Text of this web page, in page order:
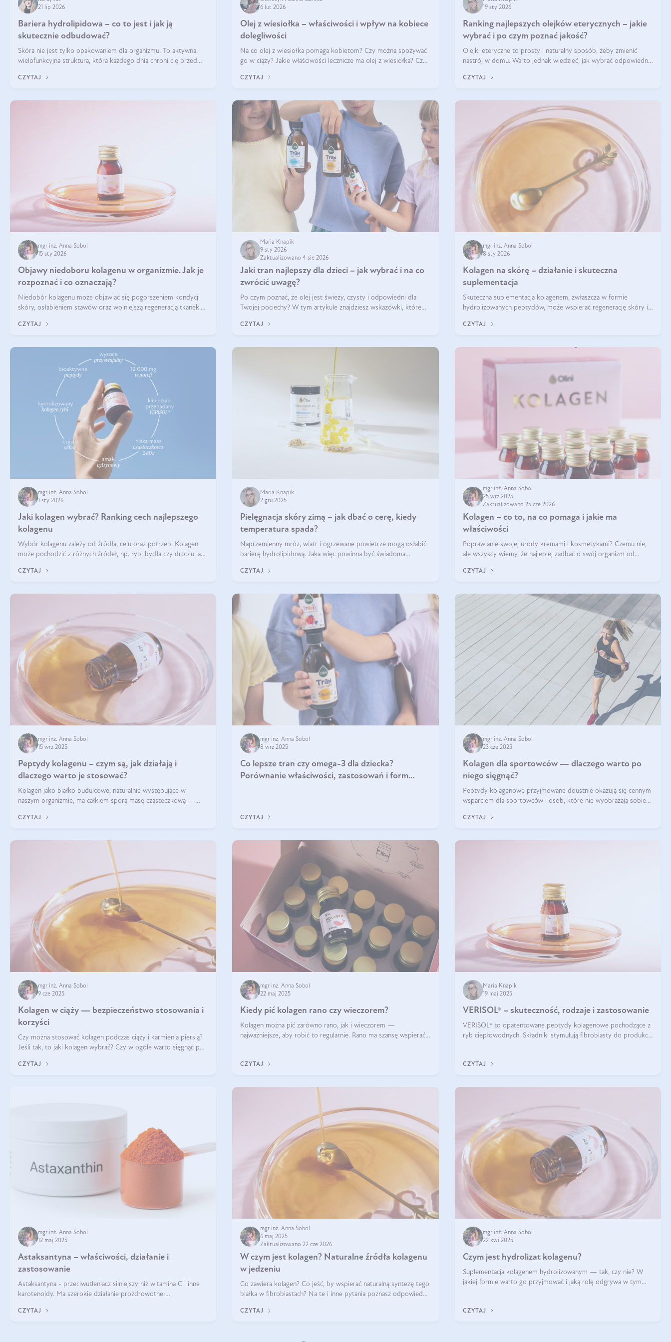
21 lip 2026
Bariera hydrolipidowa – co to jest i jak ją
skutecznie odbudować?
Skóra nie jest tylko opakowaniem dla organizmu. To aktywna,
wielofunkcyjna struktura, która każdego dnia chroni cię przed
środowiskowymi. Jednym z jej kluczowych elementów jest
CZYTAJ
6 lut 2026
Olej z wiesiołka – właściwości i wpływ na kobiece
dolegliwości
Na co olej z wiesiołka pomaga kobietom? Czy można spożywać
go w ciąży? Jakie właściwości lecznicze ma olej z wiesiołka? Czy
efekty? Jaka jes
CZYTAJ
19 sty 2026
Ranking najlepszych olejków eterycznych – jakie
wybrać i po czym poznać jakość?
Olejki eteryczne to prosty i naturalny sposób, żeby zmienić
nastrój w domu. Warto jednak wiedzieć, jak wybrać odpowiednie
eteryczne są najlepsze? Poznaj najważniejsze kryteria wyboru!
CZYTAJ
mgr inż. Anna Sobol
15 sty 2026
Objawy niedoboru kolagenu w organizmie. Jak je
rozpoznać i co oznaczają?
Niedobór kolagenu może objawiać się pogorszeniem kondycji
skóry, osłabieniem stawów oraz wolniejszą regeneracją tkanek.
skóry, bóle stawów, łamliwość paznokci oraz osłabienie włosów.
CZYTAJ
Maria Knapik
9 sty 2026
Zaktualizowano 4 sie 2026
Jaki tran najlepszy dla dzieci – jak wybrać i na co
zwrócić uwagę?
Po czym poznać, że olej jest świeży, czysty i odpowiedni dla
Twojej pociechy? W tym artykule znajdziesz wskazówki, które
CZYTAJ
mgr inż. Anna Sobol
8 sty 2026
Kolagen na skórę – działanie i skuteczna
suplementacja
Skuteczna suplementacja kolagenem, zwłaszcza w formie
hydrolizowanych peptydów, może wspierać regenerację skóry i
regularnością stosowania.
CZYTAJ
mgr inż. Anna Sobol
1 sty 2026
Jaki kolagen wybrać? Ranking cech najlepszego
kolagenu
Wybór kolagenu zależy od źródła, celu oraz potrzeb. Kolagen
może pochodzić z różnych źródeł, np. ryb, bydła czy drobiu, a
sprawdza się kolagen rybi, a dla wspierania stawów — kolagen
CZYTAJ
Maria Knapik
2 gru 2025
Pielęgnacja skóry zimą – jak dbać o cerę, kiedy
temperatura spada?
Naprzemienny mróz, wiatr i ogrzewane powietrze mogą osłabić
barierę hydrolipidową. Jaka więc powinna być świadoma
CZYTAJ
mgr inż. Anna Sobol
25 wrz 2025
Zaktualizowano 25 cze 2026
Kolagen – co to, na co pomaga i jakie ma
właściwości
Poprawianie swojej urody kremami i kosmetykami? Czemu nie,
ale wszyscy wiemy, że najlepiej zadbać o swój organizm od
zewnętrzny prezentował się zdrowo i atrakcyjnie. Stosowanie
CZYTAJ
mgr inż. Anna Sobol
15 wrz 2025
Peptydy kolagenu – czym są, jak działają i
dlaczego warto je stosować?
Kolagen jako białko budulcowe, naturalnie występujące w
naszym organizmie, ma całkiem sporą masę cząsteczkową —
formie, byłby trudno strawialny. Aby był lepiej przyswajalny i
CZYTAJ
mgr inż. Anna Sobol
8 wrz 2025
Co lepsze tran czy omega-3 dla dziecka?
Porównanie właściwości, zastosowań i form
CZYTAJ
mgr inż. Anna Sobol
23 cze 2025
Kolagen dla sportowców — dlaczego warto po
niego sięgnąć?
Peptydy kolagenowe przyjmowane doustnie okazują się cennym
wsparciem dla sportowców i osób, które nie wyobrażają sobie
CZYTAJ
mgr inż. Anna Sobol
9 cze 2025
Kolagen w ciąży — bezpieczeństwo stosowania i
korzyści
Czy można stosować kolagen podczas ciąży i karmienia piersią?
Jeśli tak, to jaki kolagen wybrać? Czy w ogóle warto sięgnąć po
CZYTAJ
mgr inż. Anna Sobol
22 maj 2025
Kiedy pić kolagen rano czy wieczorem?
Kolagen można pić zarówno rano, jak i wieczorem —
najważniejsze, aby robić to regularnie. Rano ma szansę wspierać
CZYTAJ
Maria Knapik
19 maj 2025
VERISOL® – skuteczność, rodzaje i zastosowanie
VERISOL® to opatentowane peptydy kolagenowe pochodzące z
ryb ciepłowodnych. Składniki stymulują fibroblasty do produkcji
komórek skóry.
CZYTAJ
mgr inż. Anna Sobol
12 maj 2025
Astaksantyna – właściwości, działanie i
zastosowanie
Astaksantyna - przeciwutleniacz silniejszy niż witamina C i inne
karotenoidy. Ma szerokie działanie prozdrowotne:
CZYTAJ
mgr inż. Anna Sobol
6 maj 2025
Zaktualizowano 22 cze 2026
W czym jest kolagen? Naturalne źródła kolagenu
w jedzeniu
Co zawiera kolagen? Co jeść, by wspierać naturalną syntezę tego
białka w fibroblastach? Na te i inne pytania poznasz odpowiedź
CZYTAJ
mgr inż. Anna Sobol
22 kwi 2025
Czym jest hydrolizat kolagenu?
Suplementacja kolagenem hydrolizowanym — tak, czy nie? W
jakiej formie warto go przyjmować i jaką rolę odgrywa w tym
CZYTAJ